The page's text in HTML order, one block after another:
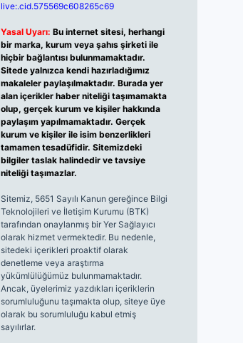
live:.cid.575569c608265c69
Yasal Uyarı: Bu internet sitesi, herhangi
bir marka, kurum veya şahıs şirketi ile
hiçbir bağlantısı bulunmamaktadır.
Sitede yalnızca kendi hazırladığımız
makaleler paylaşılmaktadır. Burada yer
alan içerikler haber niteliği taşımamakta
olup, gerçek kurum ve kişiler hakkında
paylaşım yapılmamaktadır. Gerçek
kurum ve kişiler ile isim benzerlikleri
tamamen tesadüfidir. Sitemizdeki
bilgiler taslak halindedir ve tavsiye
niteliği taşımazlar.
Sitemiz, 5651 Sayılı Kanun gereğince Bilgi
Teknolojileri ve İletişim Kurumu (BTK)
tarafından onaylanmış bir Yer Sağlayıcı
olarak hizmet vermektedir. Bu nedenle,
sitedeki içerikleri proaktif olarak
denetleme veya araştırma
yükümlülüğümüz bulunmamaktadır.
Ancak, üyelerimiz yazdıkları içeriklerin
sorumluluğunu taşımakta olup, siteye üye
olarak bu sorumluluğu kabul etmiş
sayılırlar.